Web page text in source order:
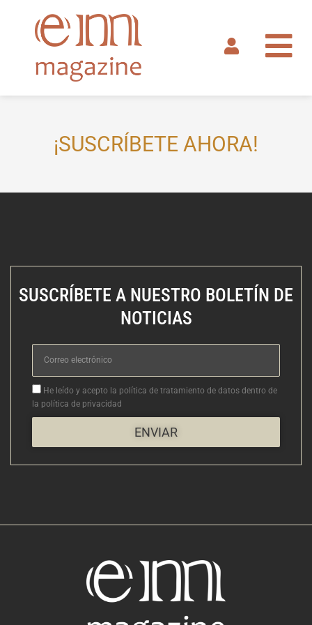
contenido
¡SUSCRÍBETE AHORA!
SUSCRÍBETE A NUESTRO BOLETÍN DE
NOTICIAS
Correo
electrónico
Aceptacion
He leído y acepto la política de tratamiento de datos dentro de
la política de privacidad
ENVIAR